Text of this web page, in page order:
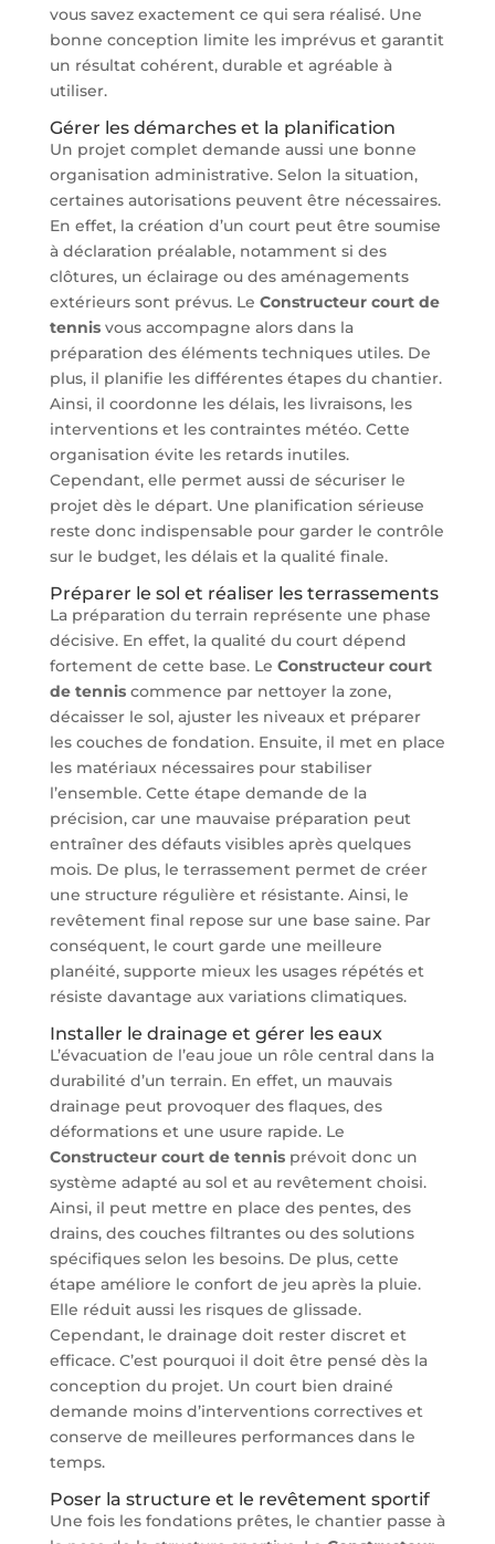
vous savez exactement ce qui sera réalisé. Une
bonne conception limite les imprévus et garantit
un résultat cohérent, durable et agréable à
utiliser.
Gérer les démarches et la planification
Un projet complet demande aussi une bonne
organisation administrative. Selon la situation,
certaines autorisations peuvent être nécessaires.
En effet, la création d’un court peut être soumise
à déclaration préalable, notamment si des
clôtures, un éclairage ou des aménagements
extérieurs sont prévus. Le Constructeur court de
tennisvous accompagne alors dans la
préparation des éléments techniques utiles. De
plus, il planifie les différentes étapes du chantier.
Ainsi, il coordonne les délais, les livraisons, les
interventions et les contraintes météo. Cette
organisation évite les retards inutiles.
Cependant, elle permet aussi de sécuriser le
projet dès le départ. Une planification sérieuse
reste donc indispensable pour garder le contrôle
sur le budget, les délais et la qualité finale.
Préparer le sol et réaliser les terrassements
La préparation du terrain représente une phase
décisive. En effet, la qualité du court dépend
fortement de cette base. Le Constructeur court
de tenniscommence par nettoyer la zone,
décaisser le sol, ajuster les niveaux et préparer
les couches de fondation. Ensuite, il met en place
les matériaux nécessaires pour stabiliser
l’ensemble. Cette étape demande de la
précision, car une mauvaise préparation peut
entraîner des défauts visibles après quelques
mois. De plus, le terrassement permet de créer
une structure régulière et résistante. Ainsi, le
revêtement final repose sur une base saine. Par
conséquent, le court garde une meilleure
planéité, supporte mieux les usages répétés et
résiste davantage aux variations climatiques.
Installer le drainage et gérer les eaux
L’évacuation de l’eau joue un rôle central dans la
durabilité d’un terrain. En effet, un mauvais
drainage peut provoquer des flaques, des
déformations et une usure rapide. Le
Constructeur court de tennisprévoit donc un
système adapté au sol et au revêtement choisi.
Ainsi, il peut mettre en place des pentes, des
drains, des couches filtrantes ou des solutions
spécifiques selon les besoins. De plus, cette
étape améliore le confort de jeu après la pluie.
Elle réduit aussi les risques de glissade.
Cependant, le drainage doit rester discret et
efficace. C’est pourquoi il doit être pensé dès la
conception du projet. Un court bien drainé
demande moins d’interventions correctives et
conserve de meilleures performances dans le
temps.
Poser la structure et le revêtement sportif
Une fois les fondations prêtes, le chantier passe à